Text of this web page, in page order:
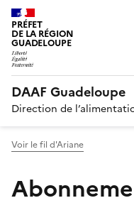
PRÉFET
DE LA RÉGION
GUADELOUPE
DAAF Guadeloupe
Direction de
Voir le fil d'Ariane